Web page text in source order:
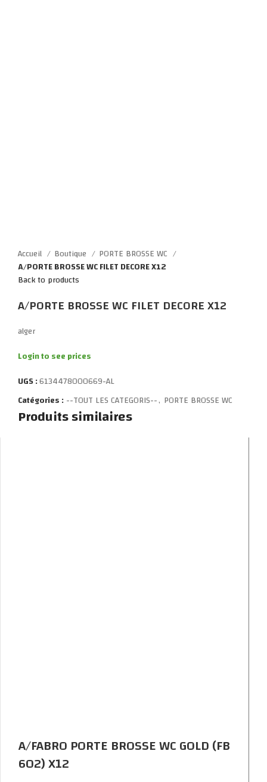
Accueil
Boutique
PORTE BROSSE WC
A/PORTE BROSSE WC FILET DECORE X12
Back to products
A/PORTE BROSSE WC FILET DECORE X12
alger
Login to see prices
UGS :6134478000669-AL
Catégories :--TOUT LES CATEGORIS--, PORTE BROSSE WC
Produits similaires
A/FABRO PORTE BROSSE WC GOLD (FB
602) X12